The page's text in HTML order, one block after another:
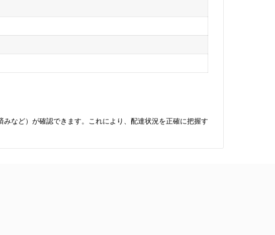
など）が確認できます。これにより、配達状況を正確に把握す